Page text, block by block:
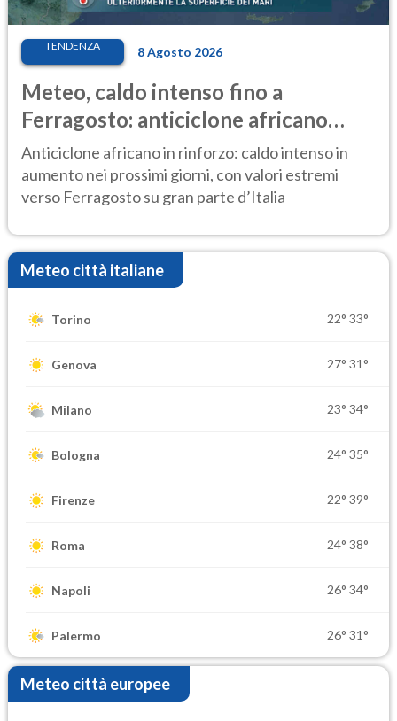
TENDENZA 8 Agosto 2026
Meteo, caldo intenso fino a
Ferragosto: anticiclone africano
ancora protagonista
Anticiclone africano in rinforzo: caldo intenso in
aumento nei prossimi giorni, con valori estremi
verso Ferragosto su gran parte d’Italia
Meteo città italiane
Torino 22° 33°
Genova 27° 31°
Milano 23° 34°
Bologna 24° 35°
Firenze 22° 39°
Roma 24° 38°
Napoli 26° 34°
Palermo 26° 31°
Meteo città europee